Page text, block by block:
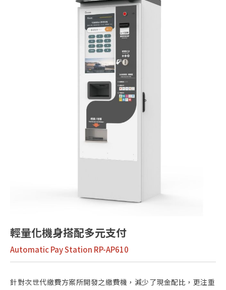
輕量化機身搭配多元支付
Automatic Pay Station RP-AP610
針對次世代繳費方案所開發之繳費機，減少了現金配比，更注重